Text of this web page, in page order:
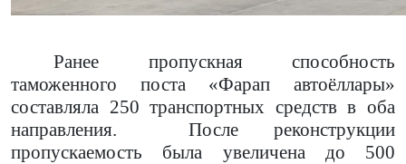
Ранее пропускная способность
таможенного поста «Фарап автоёллары»
составляла 250 транспортных средств в оба
направления.
После реконструкции
пропускаемость была увеличена до 500